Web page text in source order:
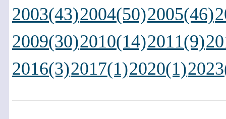
2003(43)2004(50)2005(46)
2009(30)2010(14)2011(9)
2016(3)2017(1)2020(1)